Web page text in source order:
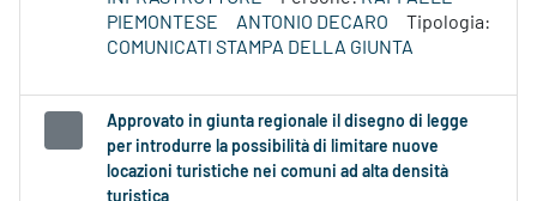
PIEMONTESE
ANTONIO DECARO
Tipologia:
COMUNICATI STAMPA DELLA GIUNTA
Approvato in giunta regionale il disegno di legge
per introdurre la possibilità di limitare nuove
locazioni turistiche nei comuni ad alta densità